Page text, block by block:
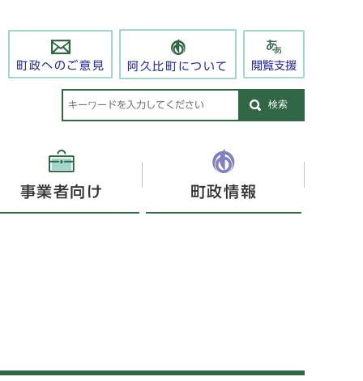
町政へのご意見 阿久比町について 閲覧支援
検索
事業者向け 町政情報